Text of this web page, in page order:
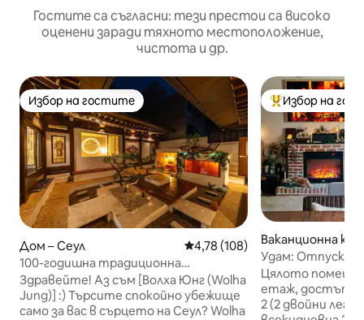
Гостите са съгласни: тези престои са високо
оценени заради тяхното местоположение,
чистота и др.
Избор на гостите
Избор на гостите
Дом – Сеул Средна оценка: 4,78 от 5,
4,78 (108)
100-годишна традиционна
самостоятелна къща
ханок#Донгдаемун#Мьондон#Джонгно#Дворец
Гьонгбок#2 вътрешни
Здравейте! Аз съм [Волха Юнг (Wolha
Jung)] :) Търсите спокойно убежище
само за вас в сърцето на Сеул? Wolha
Най-популярен
Избор на
Ваканционна
e-dong, Jongno-
Удам:
към тайния
центъра на
Цялото
етаж, достъпно
2 (2 двойни